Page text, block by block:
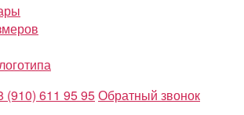
(910) 611 95 95Обратный звонок